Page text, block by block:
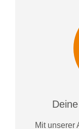
Mit unserer